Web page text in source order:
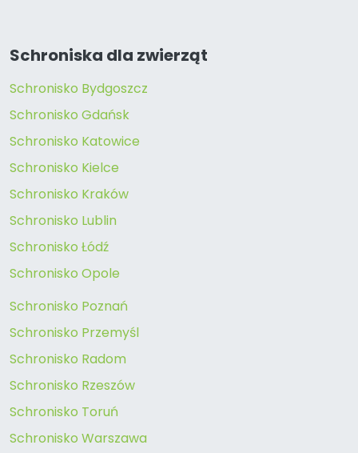
Schroniska dla zwierząt
Schronisko Bydgoszcz
Schronisko Gdańsk
Schronisko Katowice
Schronisko Kielce
Schronisko Kraków
Schronisko Lublin
Schronisko Łódź
Schronisko Opole
Schronisko Poznań
Schronisko Przemyśl
Schronisko Radom
Schronisko Rzeszów
Schronisko Toruń
Schronisko Warszawa